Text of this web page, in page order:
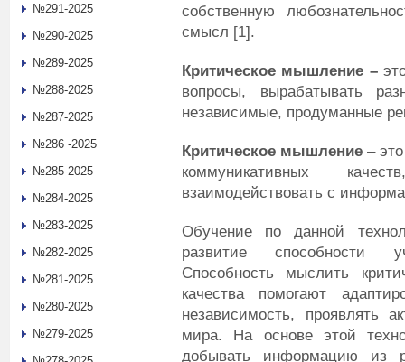
собственную
смысл [1].
Критическое мышление –
вопросы, вырабатывать
независимые, продуманные
Критическое мышление –
коммуникативных
взаимодействовать с
Обучение по данной
развитие способности
Способность мыслить
качества помогают
независимость, проявлять
мира. На основе этой
добывать информацию из
№291-2025
№290-2025
№289-2025
№288-2025
№287-2025
№286 -2025
№285-2025
№284-2025
№283-2025
№282-2025
№281-2025
№280-2025
№279-2025